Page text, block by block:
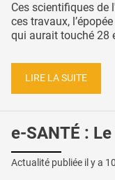
Ces scientifiques de
ces travaux,
qui aurait touché 28
LIRE LA SUITE
e-SANTÉ :
Actualité publiée il y a